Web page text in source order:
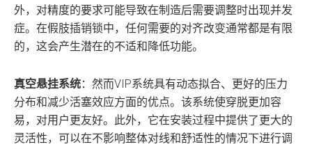
外，对精度的要求可能导致在制造后需要调整时出现并发
症。在假肢插销锁中，任何需要的对齐改变通常都是有限
的，这会产生潜在的不适和降低功能。
真空悬挂系统：然而VIP系统具有动态拟合、更好的压力
分布和减少活塞效应方面的优点。该系统使穿脱更加容
易，对用户更友好。此外，它在安装过程中提供了更大的
灵活性，可以在不影响整体对线和舒适性的情况下进行调